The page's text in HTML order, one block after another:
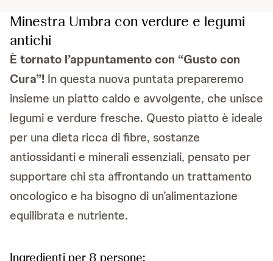
Minestra Umbra con verdure e legumi
antichi
È tornato l’appuntamento con “Gusto con
Cura”! In questa nuova puntata prepareremo
insieme un piatto caldo e avvolgente, che unisce
legumi e verdure fresche. Questo piatto è ideale
per una dieta ricca di fibre, sostanze
antiossidanti e minerali essenziali, pensato per
supportare chi sta affrontando un trattamento
oncologico e ha bisogno di un’alimentazione
equilibrata e nutriente.
Ingredienti per 8 persone: